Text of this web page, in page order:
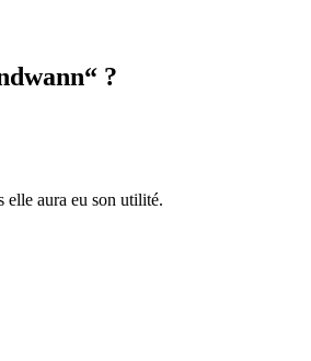
?
elle aura eu son utilité.